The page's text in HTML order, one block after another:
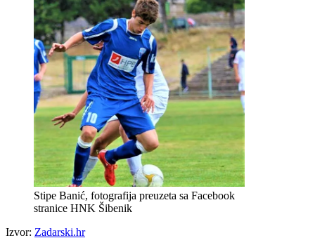
Stipe Banić, fotografija preuzeta sa Facebook
stranice HNK Šibenik
Izvor: Zadarski.hr